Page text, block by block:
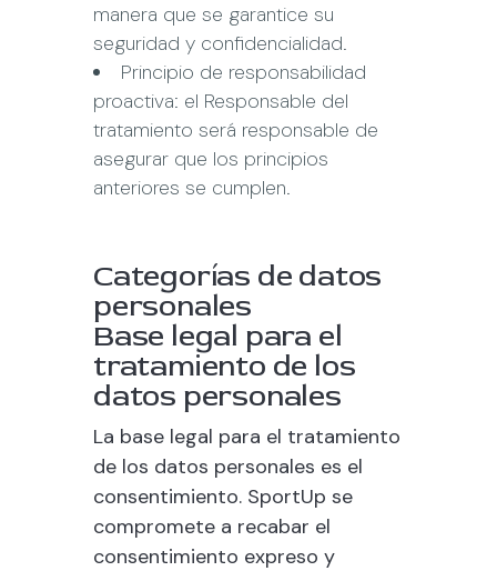
manera que se garantice su
seguridad y confidencialidad.
Principio de responsabilidad
proactiva: el Responsable del
tratamiento será responsable de
asegurar que los principios
anteriores se cumplen.
Categorías de datos
personales
Base legal para el
tratamiento de los
datos personales
La base legal para el tratamiento
de los datos personales es el
consentimiento. SportUp se
compromete a recabar el
consentimiento expreso y